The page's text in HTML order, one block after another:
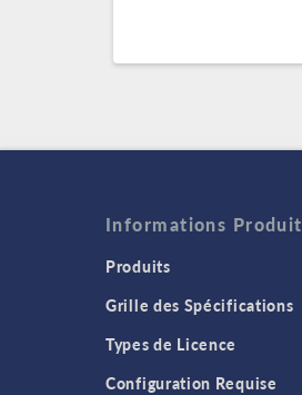
Informations Produit
Produits
Grille des Spécifications
Types de Licence
Configuration Requise